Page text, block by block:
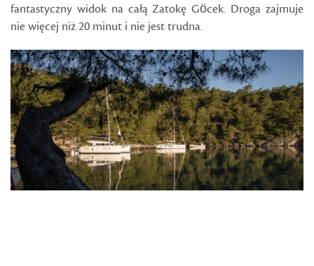
fantastyczny widok na całą Zatokę Göcek. Droga zajmuje
nie więcej niż 20 minut i nie jest trudna.